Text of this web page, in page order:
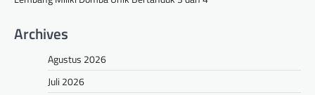
Archives
Agustus 2026
Juli 2026